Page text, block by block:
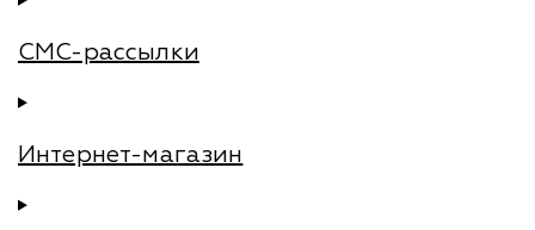
СМС-рассылки
Интернет-магазин